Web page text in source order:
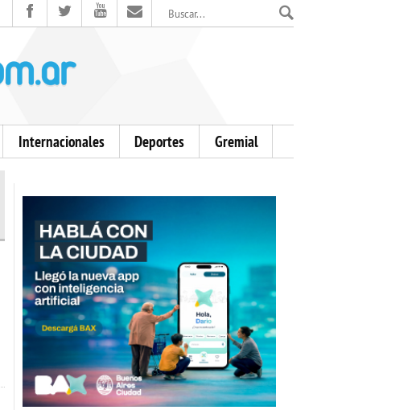
Internacionales Deportes Gremial